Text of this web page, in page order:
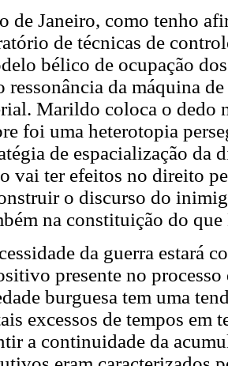
de Janeiro, como tenho
de técnicas de
bélico de ocupação
ressonância da máquina
Marildo coloca o dedo
foi uma heterotopia
de espacialização da
vai ter efeitos no direito
o discurso do
na constituição do
da guerra estará
presente no
burguesa tem uma
excessos de tempos em
a continuidade da